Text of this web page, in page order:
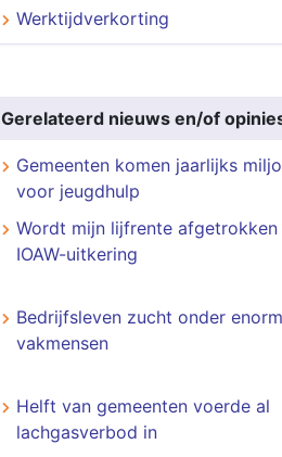
Werktijdverkorting
Gerelateerd nieuws en/of
Gemeenten komen jaarlijks
voor jeugdhulp
Wordt mijn lijfrente afgetrokken
IOAW-uitkering
Bedrijfsleven zucht onder
vakmensen
Helft van gemeenten voerde al
lachgasverbod in